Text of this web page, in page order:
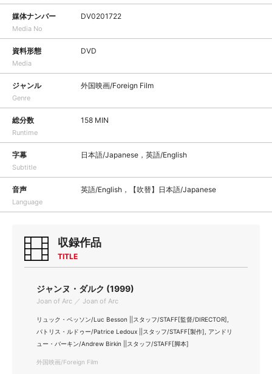
媒体ナンバー
Media No
DV0201722
資料形態
Media
DVD
ジャンル
Genre
外国映画/Foreign Film
総分数
Runtime
158 MIN
字幕
Subtitle
日本語/Japanese，英語/English
音声
Language
英語/English，【吹替】日本語/Japanese
収録作品
TITLE
ジャンヌ・ダルク (1999)
Joan of Arc ／ Joan of Arc
リュック・ベッソン/Luc Besson ||スタッフ/STAFF[監督/DIRECTOR],
パトリス・ルドゥー/Patrice Ledoux ||スタッフ/STAFF[製作], アンドリ
ュー・バーキン/Andrew Birkin ||スタッフ/STAFF[脚本]
外国映画/Foreign Film